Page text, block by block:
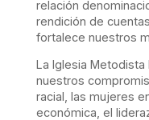
relación
rendición de
fortalece nuestros
La Iglesia Metodista
nuestros
racial, las mujeres
económica, el